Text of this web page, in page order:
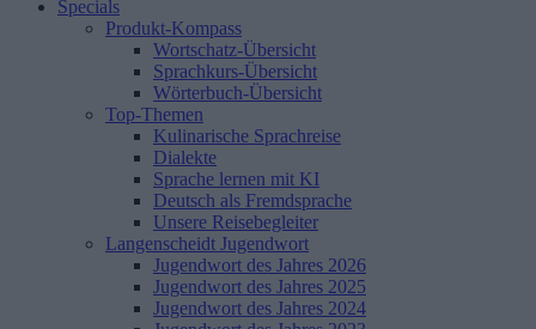
Specials
Produkt-Kompass
Wortschatz-Übersicht
Sprachkurs-Übersicht
Wörterbuch-Übersicht
Top-Themen
Kulinarische Sprachreise
Dialekte
Sprache lernen mit KI
Deutsch als Fremdsprache
Unsere Reisebegleiter
Langenscheidt Jugendwort
Jugendwort des Jahres 2026
Jugendwort des Jahres 2025
Jugendwort des Jahres 2024